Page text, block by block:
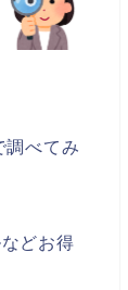
調べてみ
どお得